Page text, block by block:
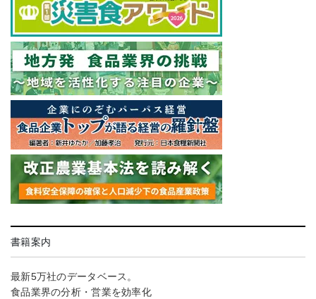
書籍案内
最新5万社のデータベース。
食品業界の分析・営業を効率化